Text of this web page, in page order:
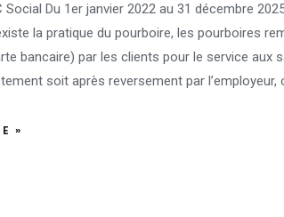
Social Du 1er janvier 2022 au 31 décembre
la pratique du pourboire, les pourboires
bancaire) par les clients pour le service aux
soit après reversement par l’employeur,
»